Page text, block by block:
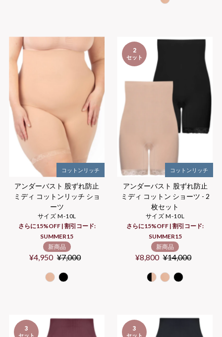
コットンリッチ
アンダーバスト 股ずれ防止
ミディ コットンリッチ ショ
ーツ
サイズ M-10L
さらに15%OFF | 割引コード:
SUMMER15
新商品
セ
¥4,950 通
価
¥7,000
2
セット
コットンリッチ
アンダーバスト 股ずれ防止
ミディ コットン ショーツ - 2
枚セット
サイズ M-10L
さらに15%OFF | 割引コード:
SUMMER15
新商品
セ
¥8,800 通
価
¥14,000
3
セット
3
セット